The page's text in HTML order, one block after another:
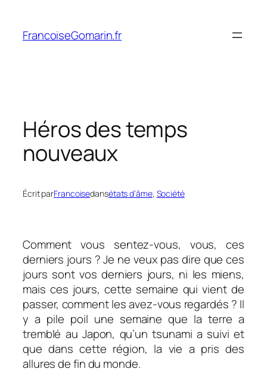
contenu
FrancoiseGomarin.fr
Héros des temps
nouveaux
Écrit parFrancoisedansétats d’âme, Société
Comment vous sentez-vous, vous, ces
derniers jours ? Je ne veux pas dire que ces
jours sont vos derniers jours, ni les miens,
mais ces jours, cette semaine qui vient de
passer, comment les avez-vous regardés ? Il
y a pile poil une semaine que la terre a
tremblé au Japon, qu’un tsunami a suivi et
que dans cette région, la vie a pris des
allures de fin du monde.